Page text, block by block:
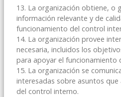
13. La organización obtiene, o
información relevante y de
funcionamiento del control
14. La organización provee
necesaria, incluidos los
para apoyar el funcionamiento
15. La organización se
interesadas sobre asuntos
del control interno.